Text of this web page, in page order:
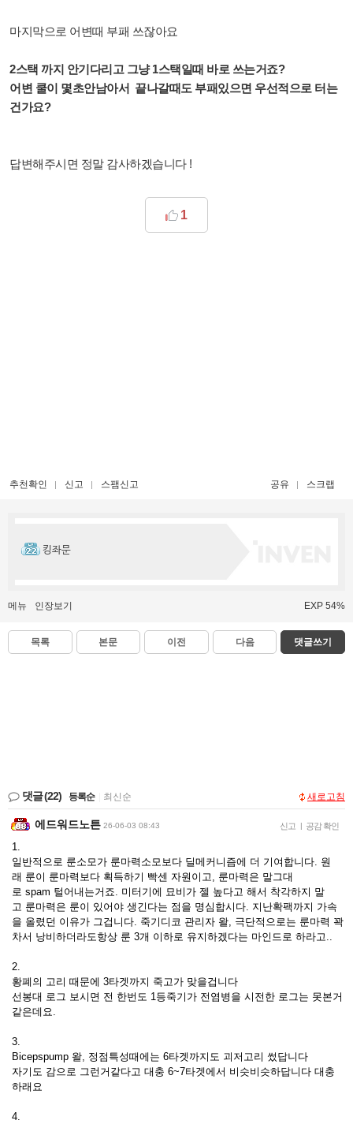
마지막으로 어변때 부패 쓰잖아요
2스택 까지 안기다리고 그냥 1스택일때 바로 쓰는거죠?
어변 쿨이 몇초안남아서 끝나갈때도 부패있으면 우선적으로 터는
건가요?
답변해주시면 정말 감사하겠습니다 !
1
추천확인 신고 스팸신고 공유 스크랩
킹좌문
메뉴 인장보기 EXP 54%
목록 본문 이전 다음 댓글쓰기
댓글(22) 등록순 최신순 새로고침
에드워드노튼 26-06-03 08:43 신고 | 공감 확인
1.
일반적으로 룬소모가 룬마력소모보다 딜메커니즘에 더 기여합니다. 원
래 룬이 룬마력보다 획득하기 빡센 자원이고, 룬마력은 말그대
로 spam 털어내는거죠. 미터기에 묘비가 젤 높다고 해서 착각하지 말
고 룬마력은 룬이 있어야 생긴다는 점을 명심합시다. 지난확팩까지 가속
을 올렸던 이유가 그겁니다. 죽기디코 관리자 왈, 극단적으로는 룬마력 꽉
차서 낭비하더라도항상 룬 3개 이하로 유지하겠다는 마인드로 하라고..
2.
황폐의 고리 때문에 3타겟까지 죽고가 맞을겁니다
선봉대 로그 보시면 전 한번도 1등죽기가 전염병을 시전한 로그는 못본거
같은데요.
3.
Bicepspump 왈, 정점특성때에는 6타겟까지도 괴저고리 썼답니다
자기도 감으로 그런거같다고 대충 6~7타겟에서 비슷비슷하답니다 대충
하래요
4.